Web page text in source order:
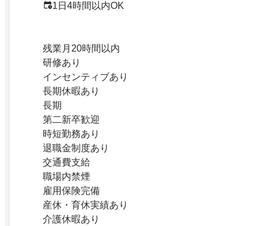
1日4時間以内OK
残業月20時間以内
研修あり
インセンティブあり
長期休暇あり
長期
第二新卒歓迎
時短勤務あり
退職金制度あり
交通費支給
職場内禁煙
雇用保険完備
産休・育休実績あり
介護休暇あり